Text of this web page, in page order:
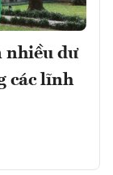
nhiều dư
các lĩnh